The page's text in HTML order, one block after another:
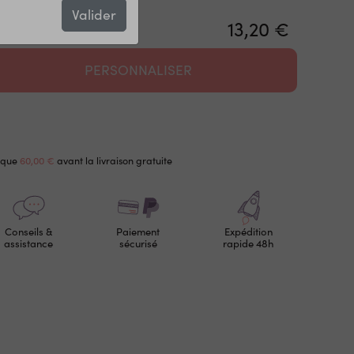
Valider
13,20 €
PERSONNALISER
60,00 € avant la livraison gratuite
Conseils &
assistance
Paiement
sécurisé
Expédition
rapide 48h